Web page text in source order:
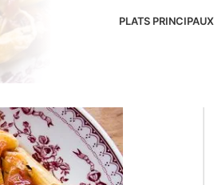
PLATS PRINCIPAUX